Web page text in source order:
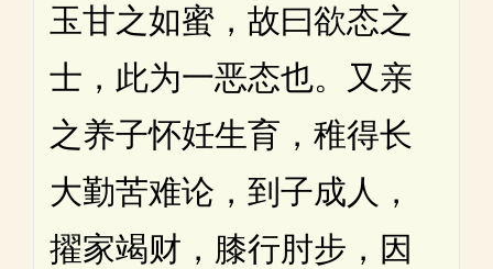
玉甘之如蜜，故曰欲态之
士，此为一恶态也。又亲
之养子怀妊生育，稚得长
大勤苦难论，到子成人，
擢家竭财，膝行肘步，因